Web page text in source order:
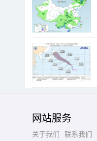
网站服务
关于我们 联系我们